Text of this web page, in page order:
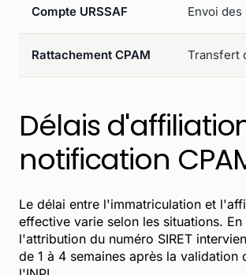
Compte URSSAF Envoi
Rattachement CPAM Transfert
Délais
notification
Le délai entre l'immatriculation et
effective varie selon les situations. En
l'attribution du numéro SIRET
de 1 à 4 semaines après la validation